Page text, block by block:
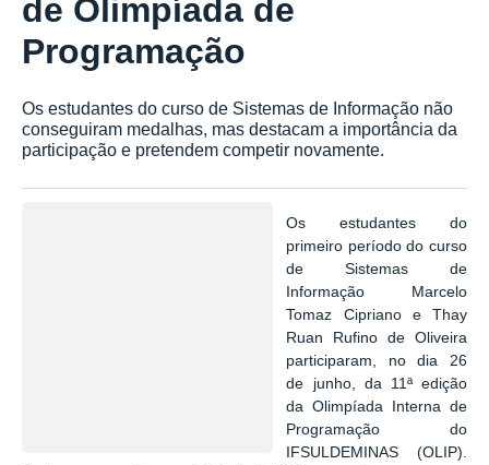
de Olimpíada de
Programação
Os estudantes do curso de Sistemas de Informação não
conseguiram medalhas, mas destacam a importância da
participação e pretendem competir novamente.
Os estudantes do
primeiro período do curso
de Sistemas de
Informação Marcelo
Tomaz Cipriano e Thay
Ruan Rufino de Oliveira
participaram, no dia 26
de junho, da 11ª edição
da Olimpíada Interna de
Programação do
IFSULDEMINAS (OLIP).